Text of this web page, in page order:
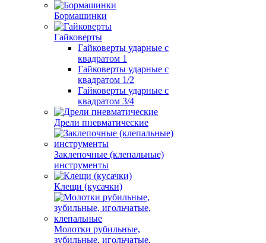
Бормашинки
Гайковерты
Гайковерты ударные с
квадратом 1
Гайковерты ударные с
квадратом 1/2
Гайковерты ударные с
квадратом 3/4
Дрели пневматические
Заклепочные (клепальные)
инструменты
Клещи (кусачки)
Молотки рубильные,
зубильные, игольчатые,